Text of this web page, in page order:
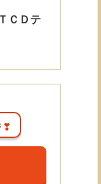
ＣＤテ
❣